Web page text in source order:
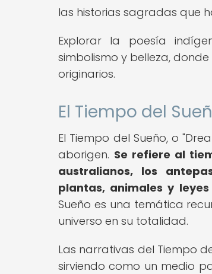
las historias sagradas que
Explorar la poesía
simbolismo y belleza,
originarios.
El Tiempo del
El Tiempo del Sueño, o
aborigen. Se refiere al
australianos, los
plantas, animales y
Sueño es una temática
universo en su totalidad.
Las narrativas del Tiempo
sirviendo como un medio